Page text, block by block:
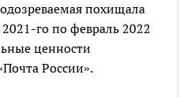
похищала
2021-го по февраль 2022
ценности
России».